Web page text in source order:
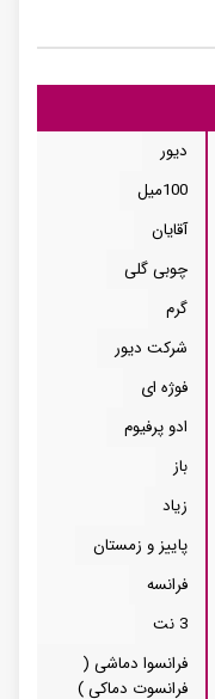
دیور
100میل
آقایان
چوبی گلی
گرم
شرکت دیور
فوژه ای
ادو پرفیوم
باز
زیاد
پاییز و زمستان
فرانسه
3 نت
فرانسوا دماشی (
فرانسوت دماکی )